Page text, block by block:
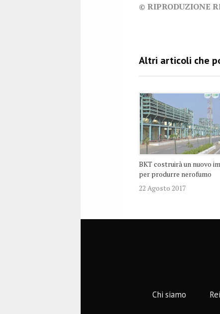
© RIPRODUZIONE
BKT costruirà un nuovo
per produrre nerofumo
22 Agosto 2017
Chi siamo